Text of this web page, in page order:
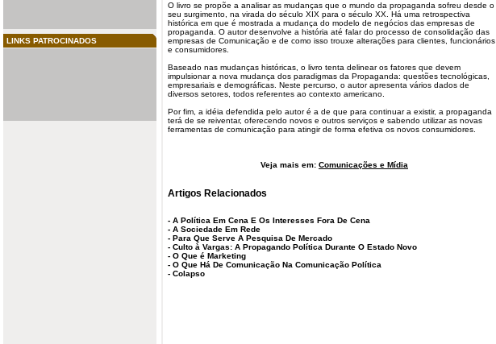
LINKS PATROCINADOS
O livro se propõe a analisar as mudanças que o mundo da propaganda sofreu desde o
seu surgimento, na virada do século XIX para o século XX. Há uma retrospectiva
histórica em que é mostrada a mudança do modelo de negócios das empresas de
propaganda. O autor desenvolve a história até falar do processo de consolidação das
empresas de Comunicação e de como isso trouxe alterações para clientes, funcionários
e consumidores.
Baseado nas mudanças históricas, o livro tenta delinear os fatores que devem
impulsionar a nova mudança dos paradigmas da Propaganda: questões tecnológicas,
empresariais e demográficas. Neste percurso, o autor apresenta vários dados de
diversos setores, todos referentes ao contexto americano.
Por fim, a idéia defendida pelo autor é a de que para continuar a existir, a propaganda
terá de se reiventar, oferecendo novos e outros serviços e sabendo utilizar as novas
ferramentas de comunicação para atingir de forma efetiva os novos consumidores.
Veja mais em: Comunicações e Mídia
Artigos Relacionados
- A Política Em Cena E Os Interesses Fora De Cena
- A Sociedade Em Rede
- Para Que Serve A Pesquisa De Mercado
- Culto à Vargas: A Propagando Política Durante O Estado Novo
- O Que é Marketing
- O Que Há De Comunicação Na Comunicação Política
- Colapso